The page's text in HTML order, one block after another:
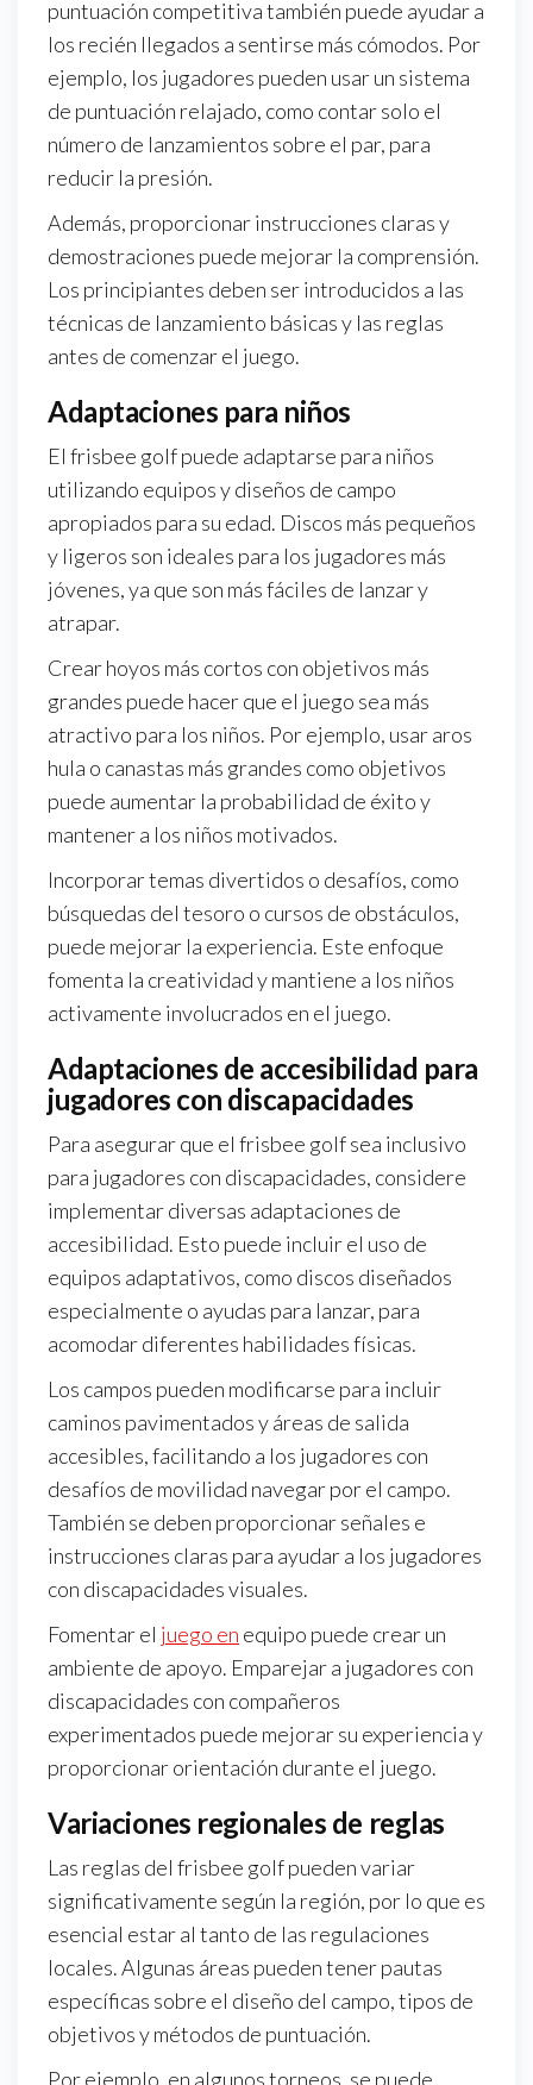
puntuación competitiva también puede ayudar a
los recién llegados a sentirse más cómodos. Por
ejemplo, los jugadores pueden usar un sistema
de puntuación relajado, como contar solo el
número de lanzamientos sobre el par, para
reducir la presión.
Además, proporcionar instrucciones claras y
demostraciones puede mejorar la comprensión.
Los principiantes deben ser introducidos a las
técnicas de lanzamiento básicas y las reglas
antes de comenzar el juego.
Adaptaciones para niños
El frisbee golf puede adaptarse para niños
utilizando equipos y diseños de campo
apropiados para su edad. Discos más pequeños
y ligeros son ideales para los jugadores más
jóvenes, ya que son más fáciles de lanzar y
atrapar.
Crear hoyos más cortos con objetivos más
grandes puede hacer que el juego sea más
atractivo para los niños. Por ejemplo, usar aros
hula o canastas más grandes como objetivos
puede aumentar la probabilidad de éxito y
mantener a los niños motivados.
Incorporar temas divertidos o desafíos, como
búsquedas del tesoro o cursos de obstáculos,
puede mejorar la experiencia. Este enfoque
fomenta la creatividad y mantiene a los niños
activamente involucrados en el juego.
Adaptaciones de accesibilidad para
jugadores con discapacidades
Para asegurar que el frisbee golf sea inclusivo
para jugadores con discapacidades, considere
implementar diversas adaptaciones de
accesibilidad. Esto puede incluir el uso de
equipos adaptativos, como discos diseñados
especialmente o ayudas para lanzar, para
acomodar diferentes habilidades físicas.
Los campos pueden modificarse para incluir
caminos pavimentados y áreas de salida
accesibles, facilitando a los jugadores con
desafíos de movilidad navegar por el campo.
También se deben proporcionar señales e
instrucciones claras para ayudar a los jugadores
con discapacidades visuales.
Fomentar el juego en equipo puede crear un
ambiente de apoyo. Emparejar a jugadores con
discapacidades con compañeros
experimentados puede mejorar su experiencia y
proporcionar orientación durante el juego.
Variaciones regionales de reglas
Las reglas del frisbee golf pueden variar
significativamente según la región, por lo que es
esencial estar al tanto de las regulaciones
locales. Algunas áreas pueden tener pautas
específicas sobre el diseño del campo, tipos de
objetivos y métodos de puntuación.
Por ejemplo, en algunos torneos, se puede